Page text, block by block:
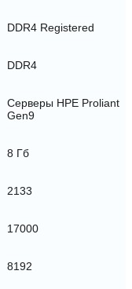
DDR4 Registered
DDR4
Серверы HPE Proliant
Gen9
8 Гб
2133
17000
8192